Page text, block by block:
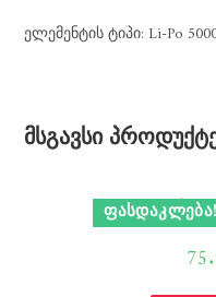
ელემენტის ტიპი: Li-Po
მსგავსი
ᲤᲐᲡᲓᲐᲙᲚᲔᲑᲐ!
Xiaomi Redmi